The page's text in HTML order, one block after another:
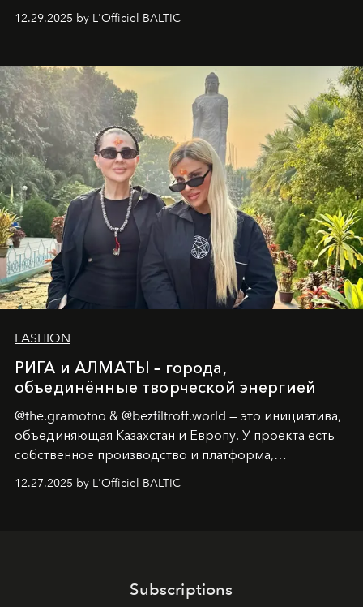
вершины Швейцарии встречаются с бездонными
глубинами человеческой души. Здесь, на стыке
Ольга Потапова - женщина, чей путь от поиска
истины превратился в искусство превращения
человеческих кризисов в возможности для
возрождения.
12.29.2025 by L'Officiel BALTIC
FASHION
РИГА и АЛМАТЫ – города,
объединённые творческой энергией
@the.gramotno & @bezfiltroff.world — это инициатива,
объединяющая Казахстан и Европу. У проекта есть
собственное производство и платформа,
предоставляющая возможности, поддержку и
решения для дизайнеров и молодых брендов.
12.27.2025 by L'Officiel BALTIC
Subscriptions